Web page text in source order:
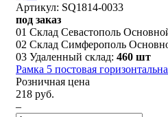
Артикул: SQ1814-0033
под заказ
01 Склад Севастополь
02 Склад Симферополь
03 Удаленный склад: 460 шт
Рамка 5 постовая
Розничная цена
218 руб.
–